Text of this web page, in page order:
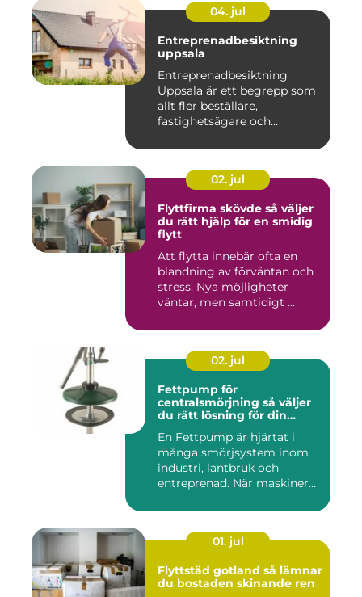
04. jul
Entreprenadbesiktning
uppsala
Entreprenadbesiktning
Uppsala är ett begrepp som
allt fler beställare,
fastighetsägare och
02. jul
Flyttfirma skövde så väljer
du rätt hjälp för en smidig
flytt
Att flytta innebär ofta en
blandning av förväntan och
stress. Nya möjligheter
väntar, men samtidigt ...
02. jul
Fettpump för
centralsmörjning så väljer
du rätt lösning för din
En Fettpump är hjärtat i
många smörjsystem inom
industri, lantbruk och
entreprenad. När maskiner
01. jul
Flyttstäd gotland så lämnar
du bostaden skinande ren